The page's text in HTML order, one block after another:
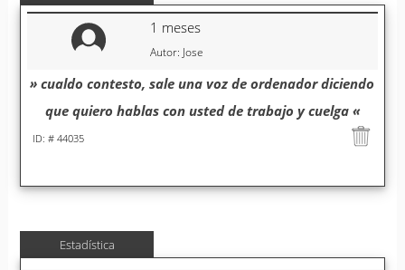
Autor: Jose
1 meses
ID: # 44035
» cualdo contesto, sale una voz de ordenador diciendo
que quiero hablas con usted de trabajo y cuelga «
Estadística